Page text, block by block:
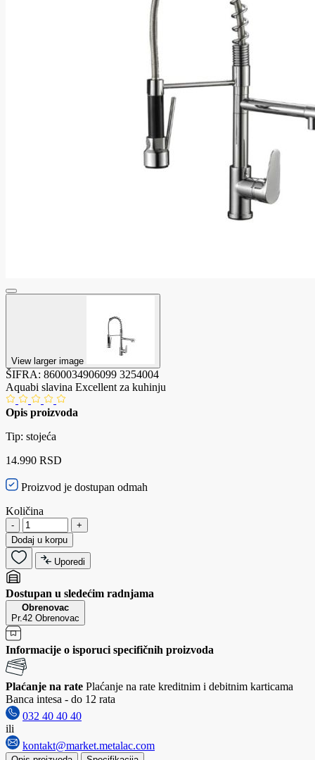
View larger image
ŠIFRA: 8600034906099 3254004
Aquabi slavina Excellent za kuhinju
Opis proizvoda
Tip: stojeća
14.990 RSD
Proizvod je dostupan odmah
Količina
-
+
Dodaj u korpu
Uporedi
Dostupan u sledećim radnjama
Obrenovac
Pr.42 Obrenovac
Informacije o isporuci specifičnih proizvoda
Plaćanje na rate Plaćanje na rate kreditnim i debitnim karticama
Banca intesa - do 12 rata
032 40 40 40
ili
kontakt@market.metalac.com